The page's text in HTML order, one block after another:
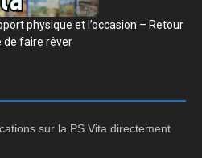
physique et l’occasion – Retour
de faire rêver
sur la PS Vita directement